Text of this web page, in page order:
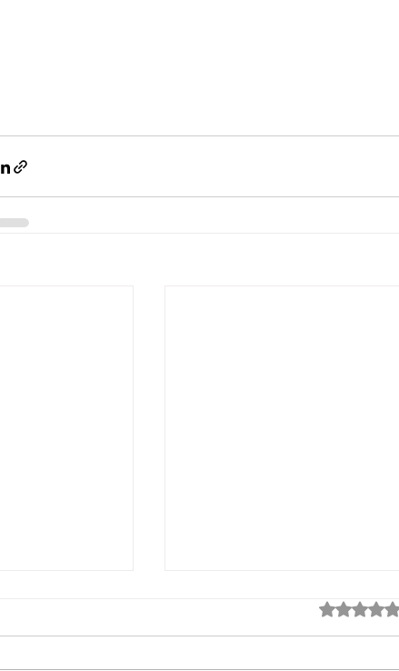
5つ星のう